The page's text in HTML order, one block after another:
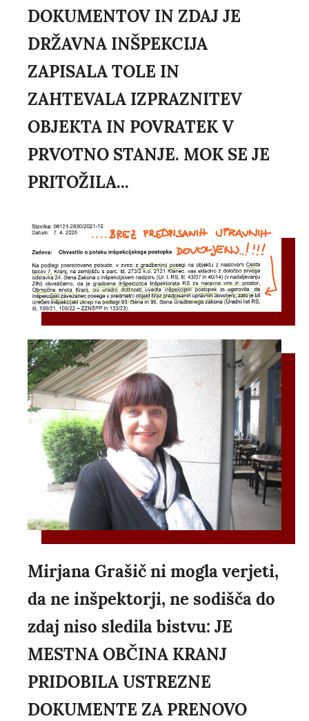
DOKUMENTOV IN ZDAJ JE
DRŽAVNA INŠPEKCIJA
ZAPISALA TOLE IN
ZAHTEVALA IZPRAZNITEV
OBJEKTA IN POVRATEK V
PRVOTNO STANJE. MOK SE JE
PRITOŽILA...
Mirjana Grašič ni mogla verjeti,
da ne inšpektorji, ne sodišča do
zdaj niso sledila bistvu: JE
MESTNA OBČINA KRANJ
PRIDOBILA USTREZNE
DOKUMENTE ZA PRENOVO